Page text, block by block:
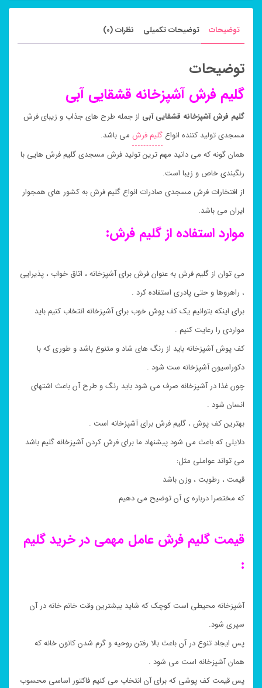
توضیحات توضیحات تکمیلی نظرات (0)
توضیحات
گلیم فرش آشپزخانه قشقایی آبی
گلیم فرش آشپزخانه قشقایی آبی از جمله طرح های جذاب و زیبای فرش
مسجدی تولید کننده انواع گلیم فرش می باشد.
همان گونه که می دانید مهم ترین تولید فرش مسجدی گلیم فرش هایی با
رنگبندی خاص و زیبا است.
از افتخارات فرش مسجدی صادرات انواع گلیم فرش به کشور های همجوار
ایران می باشد.
موارد استفاده از گلیم فرش:
می توان از گلیم فرش به عنوان فرش برای آشپزخانه ، اتاق خواب ، پذیرایی
، راهروها و حتی پادری استفاده کرد .
برای اینکه بتوانیم یک کف پوش خوب برای آشپزخانه انتخاب کنیم باید
مواردی را رعایت کنیم .
کف پوش آشپزخانه باید از رنگ های شاد و متنوع باشد و طوری که با
دکوراسیون آشپزخانه ست شود .
چون غذا در آشپزخانه صرف می شود باید رنگ و طرح آن باعث اشتهای
انسان شود .
بهترین کف پوش ، گلیم فرش برای آشپزخانه است .
دلایلی که باعث می شود پیشنهاد ما برای فرش کردن آشپزخانه گلیم باشد
می تواند عواملی مثل:
قیمت ، رطوبت ، وزن باشد
که مختصرا درباره ی آن توضیح می دهیم
قیمت گلیم فرش عامل مهمی در خرید گلیم
:
آشپزخانه محیطی است کوچک که شاید بیشترین وقت خانم خانه در آن
سپری شود.
پس ایجاد تنوع در آن باعث بالا رفتن روحیه و گرم شدن کانون خانه که
همان آشپزخانه است می شود .
پس قیمت کف پوشی که برای آن انتخاب می کنیم فاکتور اساسی محسوب